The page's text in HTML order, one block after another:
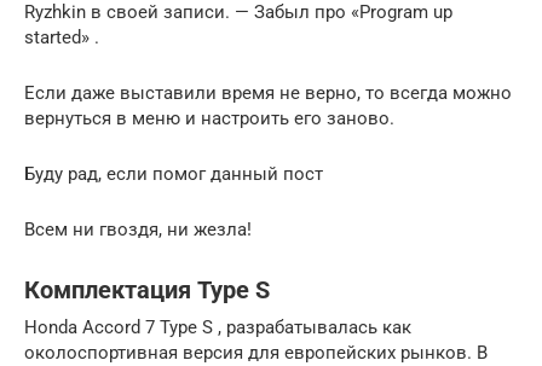
Ryzhkin в своей записи. — Забыл про «Program up
started» .
Если даже выставили время не верно, то всегда можно
вернуться в меню и настроить его заново.
Буду рад, если помог данный пост
Всем ни гвоздя, ни жезла!
Комплектация Type S
Honda Accord 7 Type S , разрабатывалась как
околоспортивная версия для европейских рынков. В